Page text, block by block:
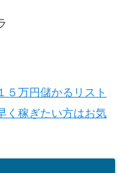
５万円儲かるリスト
く稼ぎたい方はお気